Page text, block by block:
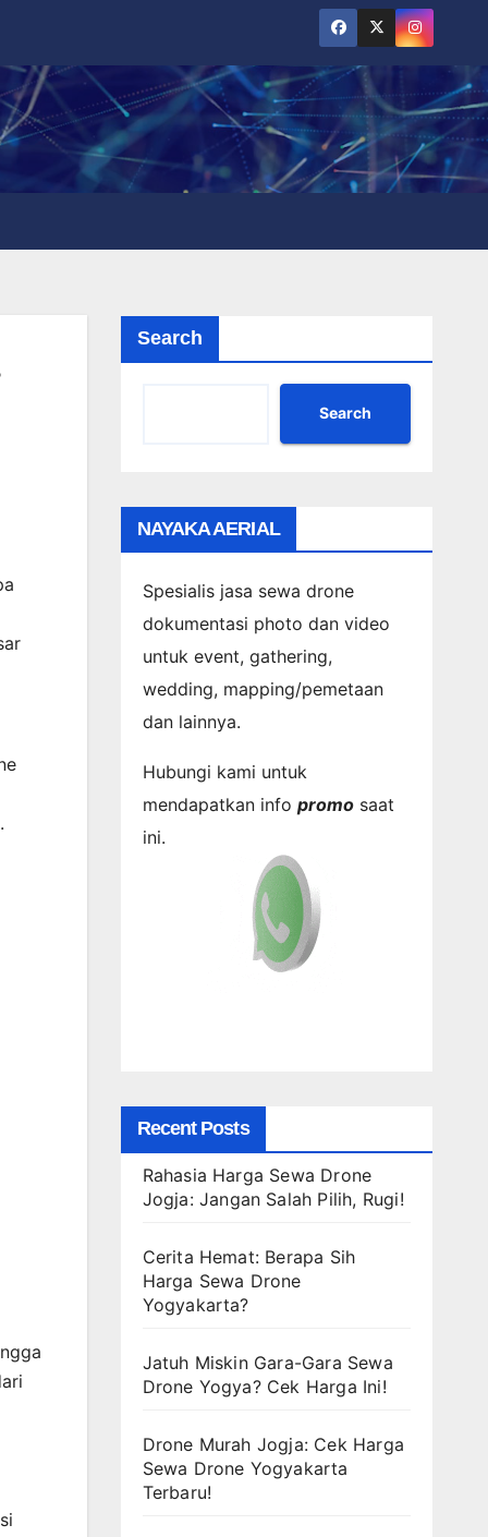
Search
Search
NAYAKA AERIAL
Spesialis jasa sewa drone
dokumentasi photo dan video
untuk event, gathering,
wedding, mapping/pemetaan
dan lainnya.
Hubungi kami untuk
mendapatkan info promosaat
ini.
Recent Posts
Rahasia Harga Sewa Drone
Jogja: Jangan Salah Pilih, Rugi!
Cerita Hemat: Berapa Sih
Harga Sewa Drone
Yogyakarta?
Jatuh Miskin Gara-Gara Sewa
Drone Yogya? Cek Harga Ini!
Drone Murah Jogja: Cek Harga
Sewa Drone Yogyakarta
Terbaru!